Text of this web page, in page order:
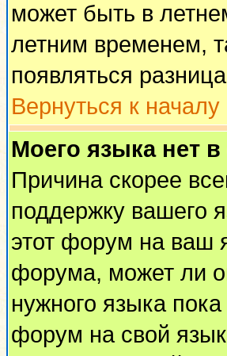
может быть в
летним временем,
появляться
Вернуться к началу
Моего языка нет в
Причина скорее
поддержку вашего
этот форум на ваш
форума, может ли
нужного языка
форум на свой